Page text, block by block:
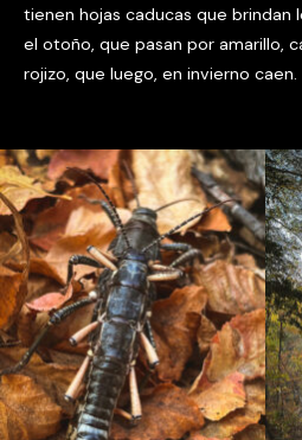
tienen hojas caducas que brindan
el otoño, que pasan por amarillo,
rojizo, que luego, en invierno caen.